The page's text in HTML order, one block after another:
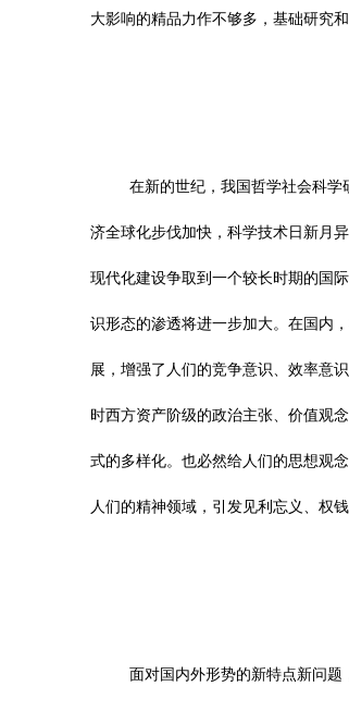
大影响的精品力作不够多，基础研究
在新的世纪，我国哲学社会科
济全球化步伐加快，科学技术日新月
现代化建设争取到一个较长时期的国
识形态的渗透将进一步加大。在国内
展，增强了人们的竞争意识、效率意
时西方资产阶级的政治主张、价值观
式的多样化。也必然给人们的思想观
人们的精神领域，引发见利忘义、权
面对国内外形势的新特点新问